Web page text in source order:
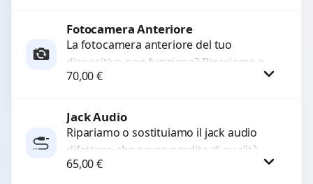
funzionante,... Procedi
Fotocamera Anteriore
La fotocamera anteriore del tuo
dispositivo non funziona? Ripariamo o
sostituiamo fotocamere guaste con
a...
70,00€
Jack Audio
Ripariamo o sostituiamo il jack audio
difettoso che causa perdita di qualità
sonora o impossibilità di collegare cuffie
65,00€